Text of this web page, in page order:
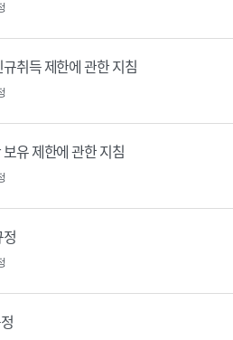
취득 제한에 관한 지침
유 제한에 관한 지침